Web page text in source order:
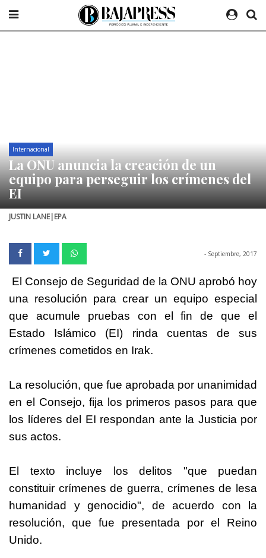
Internacional
La ONU anuncia la creación de un
equipo para perseguir los crímenes del
EI
JUSTIN LANE|EPA
- Septiembre, 2017
El Consejo de Seguridad de la ONU aprobó hoy
una resolución para crear un equipo especial
que acumule pruebas con el fin de que el
Estado Islámico (EI) rinda cuentas de sus
crímenes cometidos en Irak.
La resolución, que fue aprobada por unanimidad
en el Consejo, fija los primeros pasos para que
los líderes del EI respondan ante la Justicia por
sus actos.
El texto incluye los delitos "que puedan
constituir crímenes de guerra, crímenes de lesa
humanidad y genocidio", de acuerdo con la
resolución, que fue presentada por el Reino
Unido.